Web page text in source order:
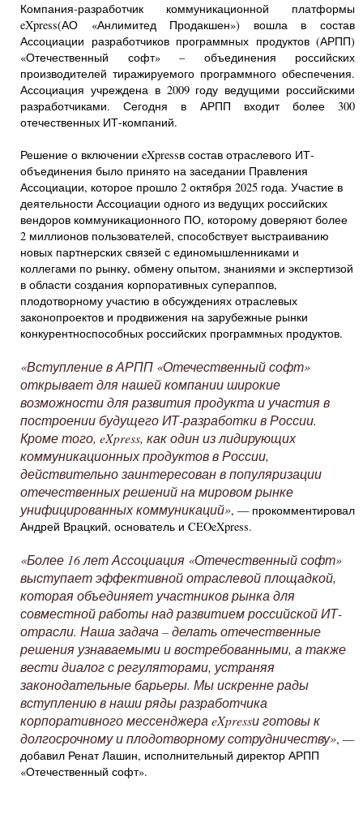
Компания-разработчик коммуникационной платформы
eXpress(АО «Анлимитед Продакшен») вошла в состав
Ассоциации разработчиков программных продуктов (АРПП)
«Отечественный софт» – объединения российских
производителей тиражируемого программного обеспечения.
Ассоциация учреждена в 2009 году ведущими российскими
разработчиками. Сегодня в АРПП входит более 300
отечественных ИТ-компаний.
Решение о включении eXpressв состав отраслевого ИТ-
объединения было принято на заседании Правления
Ассоциации, которое прошло 2 октября 2025 года. Участие в
деятельности Ассоциации одного из ведущих российских
вендоров коммуникационного ПО, которому доверяют более
2 миллионов пользователей, способствует выстраиванию
новых партнерских связей с единомышленниками и
коллегами по рынку, обмену опытом, знаниями и экспертизой
в области создания корпоративных супераппов,
плодотворному участию в обсуждениях отраслевых
законопроектов и продвижения на зарубежные рынки
конкурентноспособных российских программных продуктов.
«Вступление в АРПП «Отечественный софт»
открывает для нашей компании широкие
возможности для развития продукта и участия в
построении будущего ИТ-разработки в России.
Кроме того, eXpress, как один из лидирующих
коммуникационных продуктов в России,
действительно заинтересован в популяризации
отечественных решений на мировом рынке
унифицированных коммуникаций», — прокомментировал
Андрей Врацкий, основатель и CEOeXpress.
«Более 16 лет Ассоциация «Отечественный софт»
выступает эффективной отраслевой площадкой,
которая объединяет участников рынка для
совместной работы над развитием российской ИТ-
отрасли. Наша задача – делать отечественные
решения узнаваемыми и востребованными, а также
вести диалог с регуляторами, устраняя
законодательные барьеры. Мы искренне рады
вступлению в наши ряды разработчика
корпоративного мессенджера eXpressи готовы к
долгосрочному и плодотворному сотрудничеству», —
добавил Ренат Лашин, исполнительный директор АРПП
«Отечественный софт».